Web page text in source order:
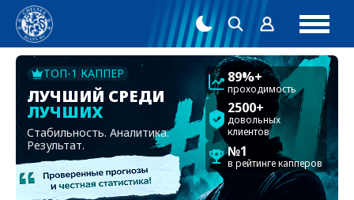
ТОП-1 КАППЕР
ЛУЧШИЙ СРЕДИ
ЛУЧШИХ
Стабильность. Аналитика.
Результат.
89%+
проходимость
2500+
довольных
клиентов
№1
в рейтинге капперов